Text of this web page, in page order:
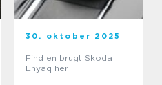
30. oktober 2025
Find en brugt Skoda
Enyaq her